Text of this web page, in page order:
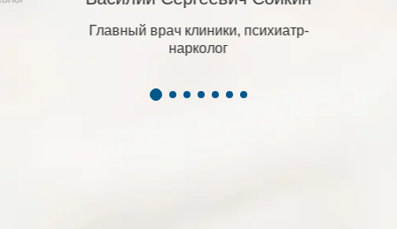
Главный врач клиники, психиатр-
нарколог